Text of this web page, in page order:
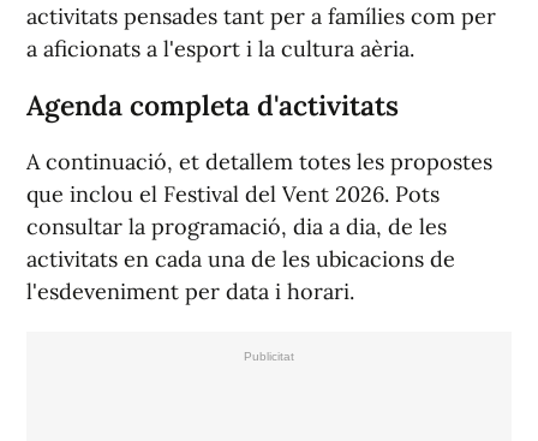
activitats pensades tant per a famílies com per
a aficionats a l'esport i la cultura aèria.
Agenda completa d'activitats
A continuació, et detallem totes les propostes
que inclou el Festival del Vent 2026. Pots
consultar la programació, dia a dia, de les
activitats en cada una de les ubicacions de
l'esdeveniment per data i horari.